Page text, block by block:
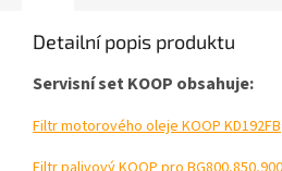
Detailní popis produktu
Servisní set KOOP obsahuje:
Filtr motorového oleje KOOP KD192FB